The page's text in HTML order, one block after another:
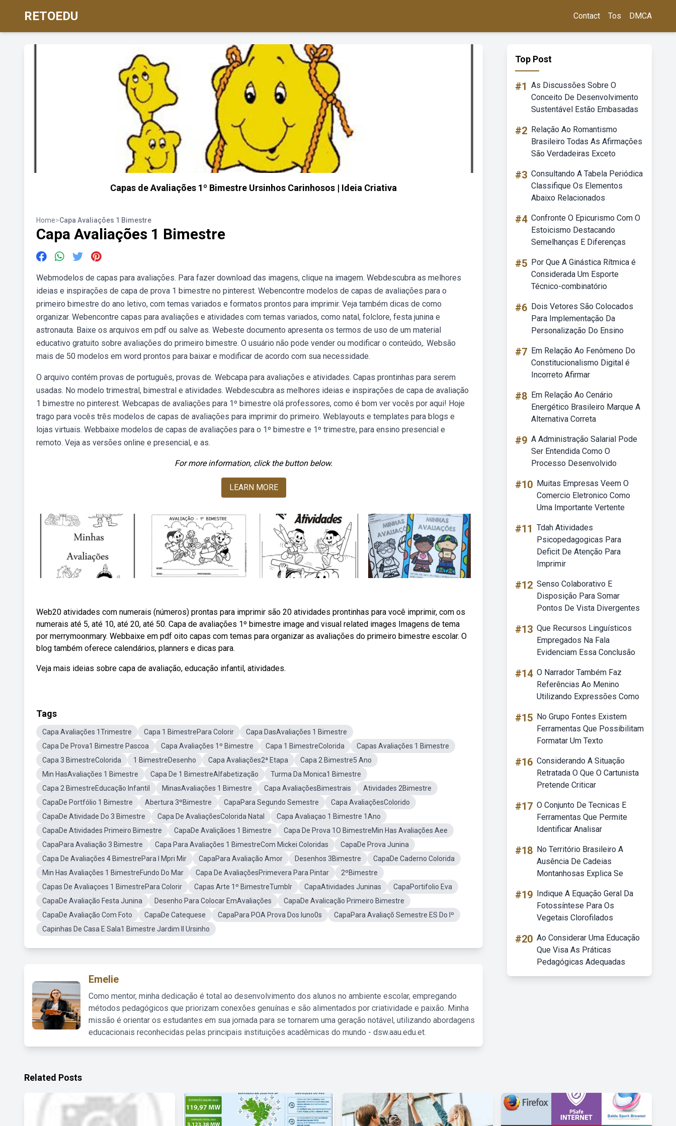
RETOEDU Contact Tos DMCA
Capas de Avaliações 1º Bimestre Ursinhos Carinhosos | Ideia Criativa
Home>Capa Avaliações 1 Bimestre
Capa Avaliações 1 Bimestre
Webmodelos de capas para avaliações. Para fazer download das imagens, clique na imagem. Webdescubra as melhores
ideias e inspirações de capa de prova 1 bimestre no pinterest. Webencontre modelos de capas de avaliações para o
primeiro bimestre do ano letivo, com temas variados e formatos prontos para imprimir. Veja também dicas de como
organizar. Webencontre capas para avaliações e atividades com temas variados, como natal, folclore, festa junina e
astronauta. Baixe os arquivos em pdf ou salve as. Webeste documento apresenta os termos de uso de um material
educativo gratuito sobre avaliações do primeiro bimestre. O usuário não pode vender ou modificar o conteúdo,. Websão
mais de 50 modelos em word prontos para baixar e modificar de acordo com sua necessidade.
O arquivo contém provas de português, provas de. Webcapa para avaliações e atividades. Capas prontinhas para serem
usadas. No modelo trimestral, bimestral e atividades. Webdescubra as melhores ideias e inspirações de capa de avaliação
1 bimestre no pinterest. Webcapas de avaliações para 1º bimestre olá professores, como é bom ver vocês por aqui! Hoje
trago para vocês três modelos de capas de avaliações para imprimir do primeiro. Weblayouts e templates para blogs e
lojas virtuais. Webbaixe modelos de capas de avaliações para o 1º bimestre e 1º trimestre, para ensino presencial e
remoto. Veja as versões online e presencial, e as.
For more information, click the button below.
LEARN MORE
Web20 atividades com numerais (números) prontas para imprimir são 20 atividades prontinhas para você imprimir, com os
numerais até 5, até 10, até 20, até 50. Capa de avaliações 1º bimestre image and visual related images Imagens de tema
por merrymoonmary. Webbaixe em pdf oito capas com temas para organizar as avaliações do primeiro bimestre escolar. O
blog também oferece calendários, planners e dicas para.
Veja mais ideias sobre capa de avaliação, educação infantil, atividades.
Tags
Capa Avaliações 1Trimestre Capa 1 BimestrePara Colorir
Capa DasAvaliações 1 Bimestre
Capa De Prova1 Bimestre Pascoa
Capa Avaliações 1º Bimestre Capa 1 BimestreColorida
Capas Avaliações 1 Bimestre
Capa 3 BimestreColorida
1 BimestreDesenho Capa Avaliações2ª Etapa
Capa 2 Bimestre5 Ano
Min HasAvaliações 1 Bimestre
Capa De 1 BimestreAlfabetização
Turma Da Monica1 Bimestre
Capa 2 BimestreEducação Infantil
MinasAvaliações 1 Bimestre Capa AvaliaçõesBimestrais
Atividades 2Bimestre
CapaDe Portfólio 1 Bimestre
Abertura 3ºBimestre CapaPara Segundo Semestre
Capa AvaliaçõesColorido
CapaDe Atividade Do 3 Bimestre
Capa De AvaliaçõesColorida Natal
Capa Avaliaçao 1 Bimestre 1Ano
CapaDe Atividades Primeiro Bimestre
CapaDe Avaliçãoes 1 Bimestre
Capa De Prova 1O BimestreMin Has Avaliações Aee
CapaPara Avaliação 3 Bimestre
Capa Para Avaliações 1 BimestreCom Mickei Coloridas
CapaDe Prova Junina
Capa De Avaliações 4 BimestrePara I Mpri Mir
CapaPara Avaliação Amor Desenhos 3Bimestre
CapaDe Caderno Colorida
Min Has Avaliações 1 BimestreFundo Do Mar
Capa De AvaliaçõesPrimevera Para Pintar
2ºBimestre
Capas De Avaliaçoes 1 BimestrePara Colorir
Capas Arte 1º BimestreTumblr CapaAtividades Juninas
CapaPortifolio Eva
CapaDe Avaliação Festa Junina
Desenho Para Colocar EmAvaliações
CapaDe Avalicação Primeiro Bimestre
CapaDe Avaliação Com Foto
CapaDe Catequese CapaPara POA Prova Dos luno0s
CapaPara Avaliaçõ Semestre ES Do Iº
Capinhas De Casa E Sala1 Bimestre Jardim II Ursinho
Emelie
Como mentor, minha dedicação é total ao desenvolvimento dos alunos no ambiente escolar, empregando
métodos pedagógicos que priorizam conexões genuínas e são alimentados por criatividade e paixão. Minha
missão é orientar os estudantes em sua jornada para se tornarem uma geração notável, utilizando abordagens
educacionais reconhecidas pelas principais instituições acadêmicas do mundo - dsw.aau.edu.et.
Top Post
#1 As Discussões Sobre O
Conceito De Desenvolvimento
Sustentável Estão Embasadas
#2 Relação Ao Romantismo
Brasileiro Todas As Afirmações
São Verdadeiras Exceto
#3 Consultando A Tabela Periódica
Classifique Os Elementos
Abaixo Relacionados
#4 Confronte O Epicurismo Com O
Estoicismo Destacando
Semelhanças E Diferenças
#5 Por Que A Ginástica Rítmica é
Considerada Um Esporte
Técnico-combinatório
#6 Dois Vetores São Colocados
Para Implementação Da
Personalização Do Ensino
#7 Em Relação Ao Fenômeno Do
Constitucionalismo Digital é
Incorreto Afirmar
#8 Em Relação Ao Cenário
Energético Brasileiro Marque A
Alternativa Correta
#9 A Administração Salarial Pode
Ser Entendida Como O
Processo Desenvolvido
#10 Muitas Empresas Veem O
Comercio Eletronico Como
Uma Importante Vertente
#11 Tdah Atividades
Psicopedagogicas Para
Deficit De Atenção Para
Imprimir
#12 Senso Colaborativo E
Disposição Para Somar
Pontos De Vista Divergentes
#13 Que Recursos Linguísticos
Empregados Na Fala
Evidenciam Essa Conclusão
#14 O Narrador Também Faz
Referências Ao Menino
Utilizando Expressões Como
#15 No Grupo Fontes Existem
Ferramentas Que Possibilitam
Formatar Um Texto
#16 Considerando A Situação
Retratada O Que O Cartunista
Pretende Criticar
#17 O Conjunto De Tecnicas E
Ferramentas Que Permite
Identificar Analisar
#18 No Território Brasileiro A
Ausência De Cadeias
Montanhosas Explica Se
#19 Indique A Equação Geral Da
Fotossíntese Para Os
Vegetais Clorofilados
#20 Ao Considerar Uma Educação
Que Visa As Práticas
Pedagógicas Adequadas
Related Posts